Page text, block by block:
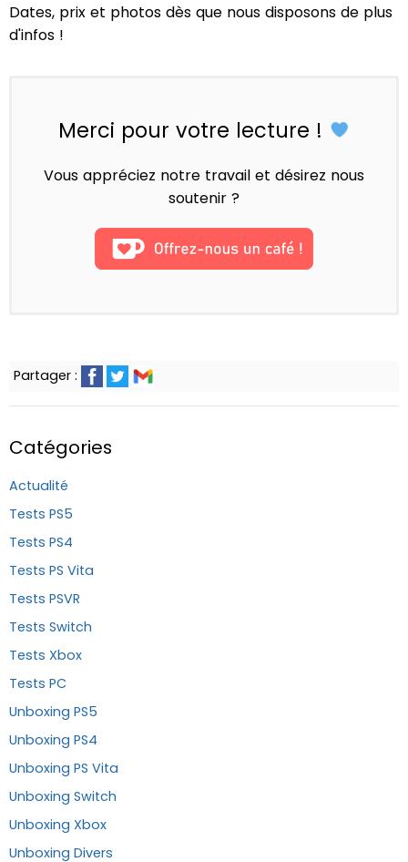
Dates, prix et photos dès que nous disposons de plus
d'infos !
Merci pour votre lecture !
Vous appréciez notre travail et désirez nous
soutenir ?
Partager :
Catégories
Actualité
Tests PS5
Tests PS4
Tests PS Vita
Tests PSVR
Tests Switch
Tests Xbox
Tests PC
Unboxing PS5
Unboxing PS4
Unboxing PS Vita
Unboxing Switch
Unboxing Xbox
Unboxing Divers